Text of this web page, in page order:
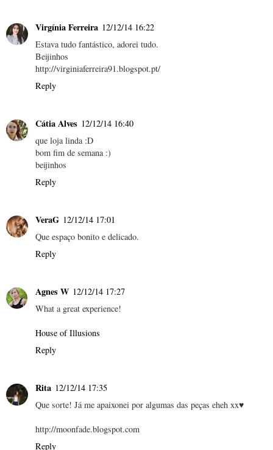
Virgínia Ferreira 12/12/14 16:22
Estava tudo fantástico, adorei tudo.
Beijinhos
http://virginiaferreira91.blogspot.pt/
Reply
Cátia Alves 12/12/14 16:40
que loja linda :D
bom fim de semana :)
beijinhos
Reply
VeraG 12/12/14 17:01
Que espaço bonito e delicado.
Reply
Agnes W 12/12/14 17:27
What a great experience!
House of Illusions
Reply
Rita 12/12/14 17:35
Que sorte! Já me apaixonei por algumas das peças eheh xx♥
http://moonfade.blogspot.com
Reply